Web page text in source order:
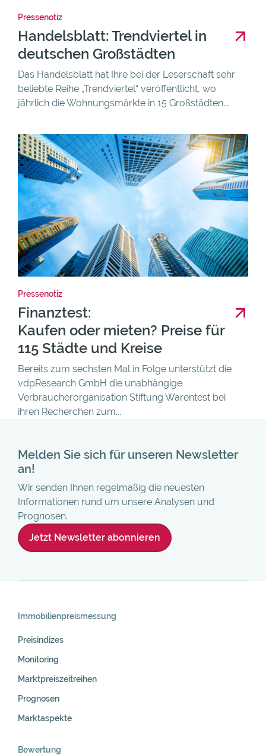
Pressenotiz
Handelsblatt: Trendviertel in
deutschen Großstädten
Das Handelsblatt hat Ihre bei der Leserschaft sehr
beliebte Reihe „Trendviertel“ veröffentlicht, wo
jährlich die Wohnungsmärkte in 15 Großstädten...
Pressenotiz
Finanztest:
Kaufen oder mieten? Preise für
115 Städte und Kreise
Bereits zum sechsten Mal in Folge unterstützt die
vdpResearch GmbH die unabhängige
Verbraucherorganisation Stiftung Warentest bei
ihren Recherchen zum...
Melden Sie sich für unseren Newsletter
an!
Wir senden Ihnen regelmäßig die neuesten
Informationen rund um unsere Analysen und
Prognosen.
Jetzt Newsletter abonnieren
Navigation
Immobilienpreis­messung
Preisindizes
Monitoring
Marktpreiszeitreihen
Prognosen
Marktaspekte
Bewertung